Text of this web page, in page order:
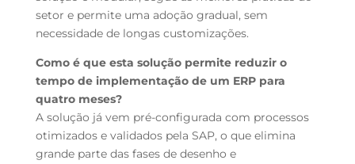
setor e permite uma adoção gradual, sem
necessidade de longas customizações.
Como é que esta solução permite reduzir o
tempo de implementação de um ERP para
quatro meses?
A solução já vem pré-configurada com processos
otimizados e validados pela SAP, o que elimina
grande parte das fases de desenho e